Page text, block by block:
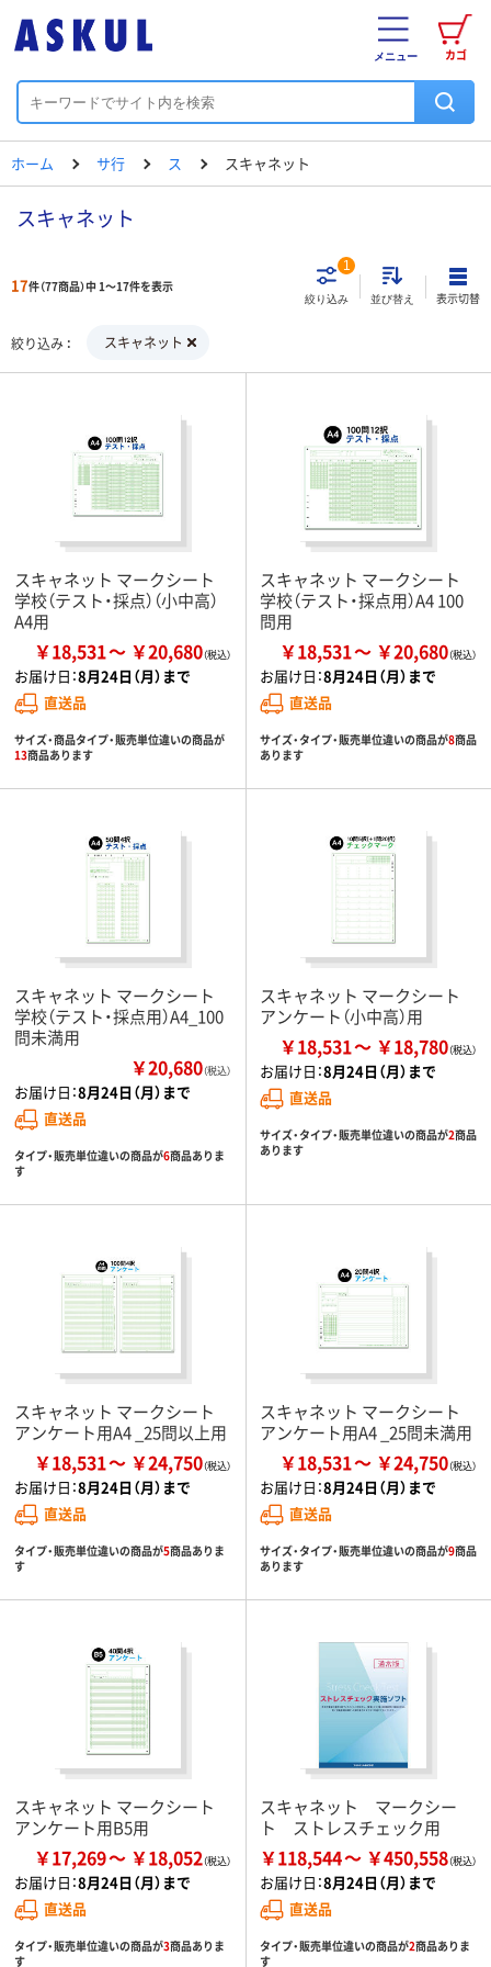
カゴ
メニュー
ホーム サ行 ス スキャネット
スキャネット
17件（77商品）中 1～17件を表示
絞り込み
1
並び替え 表示切替
絞り込み スキャネット
スキャネット マークシート
学校（テスト・採点）（小中高）
A4用
￥18,531 ￥20,680
お届け日：8月24日（月）まで
直送品
サイズ・商品タイプ・販売単位違いの商品が
13商品あります
スキャネット マークシート
学校（テスト・採点用）A4 100
問用
￥18,531 ￥20,680
お届け日：8月24日（月）まで
直送品
サイズ・タイプ・販売単位違いの商品が8商品
あります
スキャネット マークシート
学校（テスト・採点用）A4_100
問未満用
￥20,680（税込）
お届け日：8月24日（月）まで
直送品
タイプ・販売単位違いの商品が6商品ありま
す
スキャネット マークシート
アンケート（小中高）用
￥18,531 ￥18,780
お届け日：8月24日（月）まで
直送品
サイズ・タイプ・販売単位違いの商品が2商品
あります
スキャネット マークシート
アンケート用A4 _25問以上用
￥18,531 ￥24,750
お届け日：8月24日（月）まで
直送品
タイプ・販売単位違いの商品が5商品ありま
す
スキャネット マークシート
アンケート用A4 _25問未満用
￥18,531 ￥24,750
お届け日：8月24日（月）まで
直送品
サイズ・タイプ・販売単位違いの商品が9商品
あります
スキャネット マークシート
アンケート用B5用
￥17,269 ￥18,052
お届け日：8月24日（月）まで
直送品
タイプ・販売単位違いの商品が3商品ありま
す
スキャネット マークシー
ト ストレスチェック用
￥118,544 ￥450,558
お届け日：8月24日（月）まで
直送品
タイプ・販売単位違いの商品が2商品ありま
す